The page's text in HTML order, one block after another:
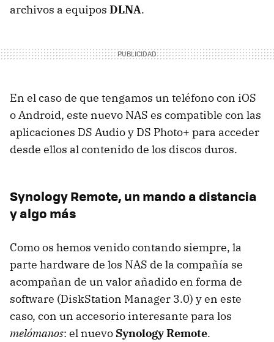
archivos a equipos DLNA.
En el caso de que tengamos un teléfono con iOS
o Android, este nuevo NAS es compatible con las
aplicaciones DS Audio y DS Photo+ para acceder
desde ellos al contenido de los discos duros.
Synology Remote, un mando a distancia
y algo más
Como os hemos venido contando siempre, la
parte hardware de los NAS de la compañía se
acompañan de un valor añadido en forma de
software (DiskStation Manager 3.0) y en este
caso, con un accesorio interesante para los
melómanos: el nuevo Synology Remote.